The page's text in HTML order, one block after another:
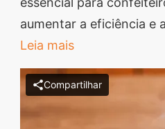
de
aumentar a eficiência e
Leia mais
Compartilhar